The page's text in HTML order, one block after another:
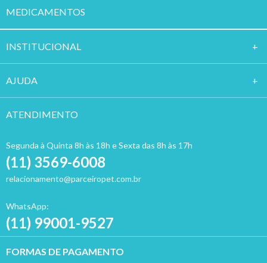
MEDICAMENTOS
INSTITUCIONAL
AJUDA
ATENDIMENTO
Segunda à Quinta 8h às 18h e Sexta das 8h às 17h
(11) 3569-6008
relacionamento@parceiropet.com.br
WhatsApp:
(11) 99001-9527
FORMAS DE PAGAMENTO